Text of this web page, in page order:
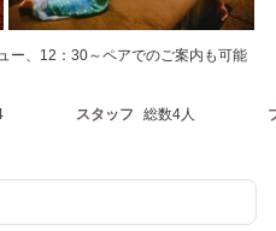
ー、12：30～ペアでのご案内も可能
スタッフ 総数4人